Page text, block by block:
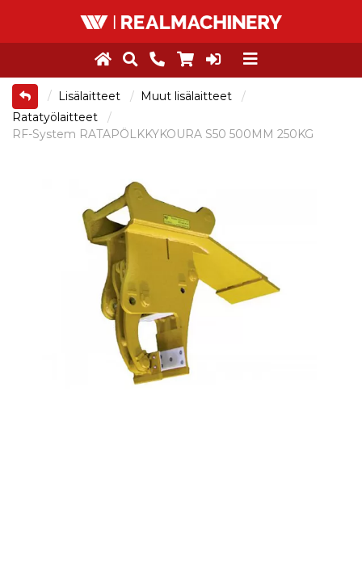
Lisälaitteet
Muut lisälaitteet
Ratatyölaitteet
RF-System RATAPÖLKKYKOURA S50 500MM 250KG